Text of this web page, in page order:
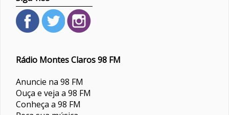
Rádio Montes Claros 98 FM
Anuncie na 98 FM
Ouça e veja a 98 FM
Conheça a 98 FM